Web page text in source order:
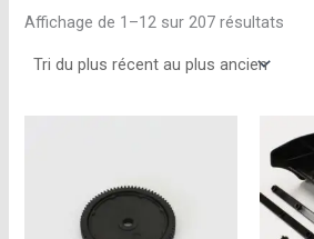
Affichage de 1–12 sur 207 résultats